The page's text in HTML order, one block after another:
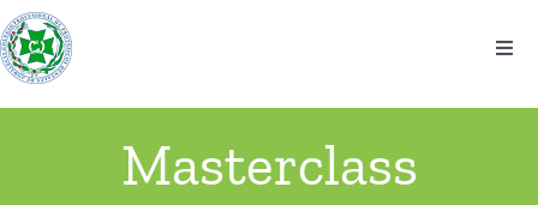
Saltar
al
contenido
El colegio
Información
Masterclass